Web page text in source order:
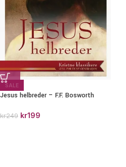
SALE
Jesus helbreder – F.F. Bosworth
kr249 kr199